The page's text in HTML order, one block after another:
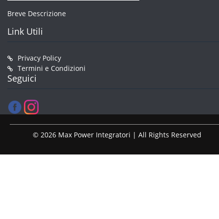
Breve Descrizione
Link Utili
Privacy Policy
Termini e Condizioni
Seguici
© 2026 Max Power Integratori | All Rights Reserved